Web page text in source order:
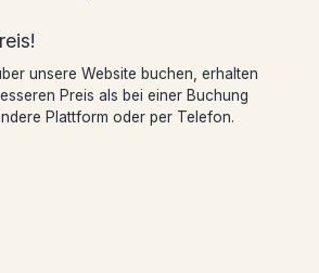
unsere Website buchen, erhalten
Preis als bei einer Buchung
Plattform oder per Telefon.